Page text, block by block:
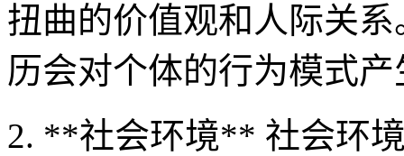
扭曲的价值观和人际关
历会对个体的行为模式
2. **社会环境** 社会环